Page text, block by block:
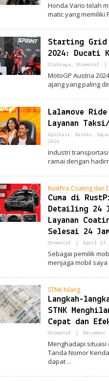
Honda Vario telah
matic yang memiliki
Starting Grid
2024: Ducati
Olahraga , Otomotif
MotoGP Austria
ajang yang paling
Lalamove
Layanan
Aplikasi, Bisnis ,
2024By
Indomaret
Industri
ramai dengan
RustPro Coating dan
Cuma di
Detailing 24
Layanan
Selesai 24
Otomotif April 23,
Sebagai pemilik
menjaga mobil
STNK hilang
Langkah-
STNK
Cepat dan
Otomotif
Menghadapi situasi
Tanda Nomor
dapat